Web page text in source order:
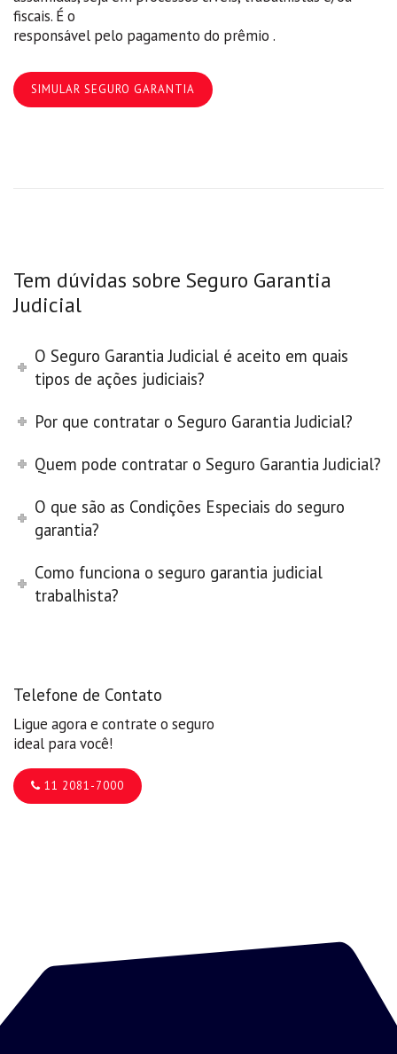
fiscais. É o
responsável pelo pagamento do prêmio .
SIMULAR SEGURO GARANTIA
Tem dúvidas sobre Seguro Garantia
Judicial
O Seguro Garantia Judicial é aceito em quais
tipos de ações judiciais?
Por que contratar o Seguro Garantia Judicial?
Quem pode contratar o Seguro Garantia Judicial?
O que são as Condições Especiais do seguro
garantia?
Como funciona o seguro garantia judicial
trabalhista?
Telefone de Contato
Ligue agora e contrate o seguro
ideal para você!
11 2081-7000